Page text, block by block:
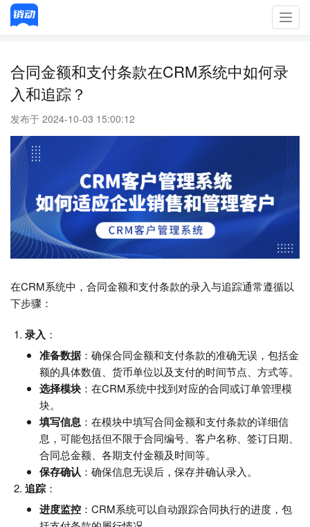
合同金额和支付条款在CRM系统中如何录
入和追踪？
发布于 2024-10-03 15:00:12
在CRM系统中，合同金额和支付条款的录入与追踪通常遵循以
下步骤：
录入 ：
准备数据 ：确保合同金额和支付条款的准确无误，包括金
额的具体数值、货币单位以及支付的时间节点、方式等。
选择模块 ：在CRM系统中找到对应的合同或订单管理模
块。
填写信息 ：在模块中填写合同金额和支付条款的详细信
息，可能包括但不限于合同编号、客户名称、签订日期、
合同总金额、各期支付金额及时间等。
保存确认 ：确保信息无误后，保存并确认录入。
追踪 ：
进度监控 ：CRM系统可以自动跟踪合同执行的进度，包